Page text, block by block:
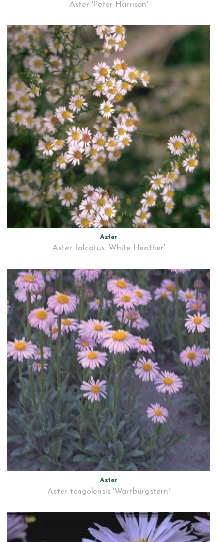
Aster 'Peter Harrison'
Aster
Aster falcatus 'White Heather'
Aster
Aster tongolensis 'Wartburgstern'